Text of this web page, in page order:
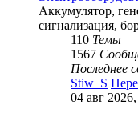
Аккумулятор,
сигнализация,
110 Темы
1567
Последнее
Stiw_S
04 авг